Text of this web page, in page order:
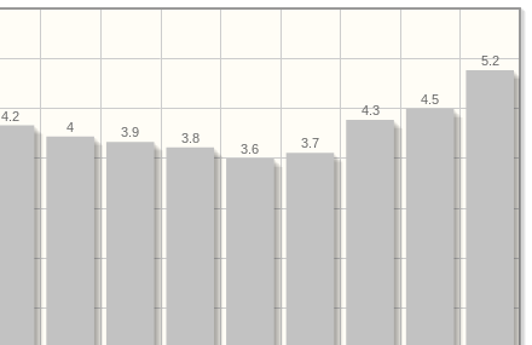
5.2
4.5
4.3
3.7
3.6
3.8
3.9
4
4.2